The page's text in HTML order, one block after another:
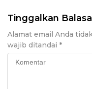
Tinggalkan
Alamat email Anda
wajib ditandai *